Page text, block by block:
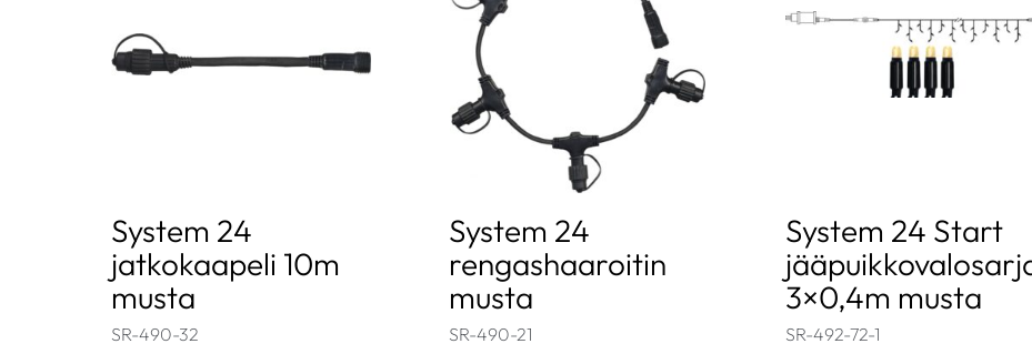
System 24
jatkokaapeli 10m
musta
SR-490-32
System 24
rengashaaroitin
musta
SR-490-21
System 24 Start
3×0,4m musta
SR-492-72-1